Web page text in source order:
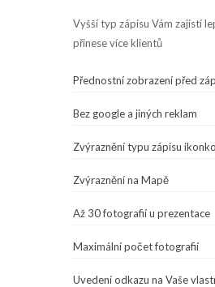
Vyšší typ zápisu Vám zajistí
přinese více klientů
Přednostní zobrazení před
Bez google a jiných reklam
Zvýraznění typu zápisu
Zvýraznění na Mapě
Až 30 fotografií u prezentace
Maximální počet fotografií
Uvedení odkazu na Vaše